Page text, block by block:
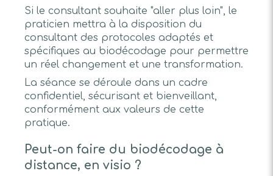
Si le consultant souhaite "aller plus loin", le
praticien mettra à la disposition du
consultant des protocoles adaptés et
spécifiques au biodécodage pour permettre
un réel changement et une transformation.
La séance se déroule dans un cadre
confidentiel, sécurisant et bienveillant,
conformément aux valeurs de cette
pratique.
Peut-on faire du biodécodage à
distance, en visio ?